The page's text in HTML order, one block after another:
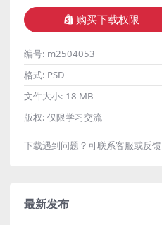
购买下载权限
编号: m2504053
格式: PSD
文件大小: 18 MB
版权: 仅限学习交流
下载遇到问题？可联系客服或反馈
最新发布